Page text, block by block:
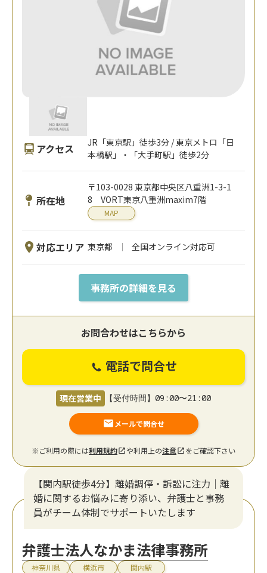
アクセス
JR「東京駅」徒歩3分 / 東京メトロ「日
本橋駅」・「大手町駅」徒歩2分
所在地
〒103-0028 東京都中央区八重洲1-3-1
8 VORT東京八重洲maxim7階
MAP
対応エリア 東京都 全国オンライン対応可
事務所の詳細を見る
お問合わせはこちらから
電話で問合せ
現在営業中 【受付時間】09:00〜21:00
メールで問合せ
※ご利用の際には利用規約 や利用上の注意 をご確認下さい
【関内駅徒歩4分】離婚調停・訴訟に注力│離
婚に関するお悩みに寄り添い、弁護士と事務
員がチーム体制でサポートいたします
弁護士法人なかま法律事務所
神奈川県 横浜市 関内駅